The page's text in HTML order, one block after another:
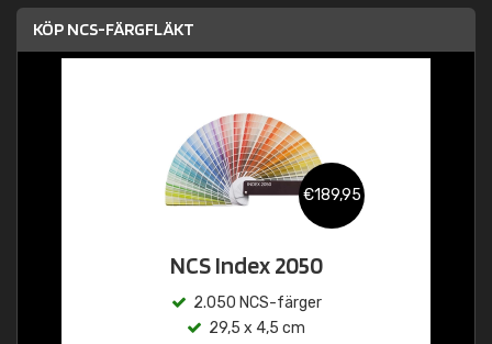
KÖP NCS-FÄRGFLÄKT
€189,95
NCS Index 2050
2.050 NCS-färger
29,5 x 4,5 cm